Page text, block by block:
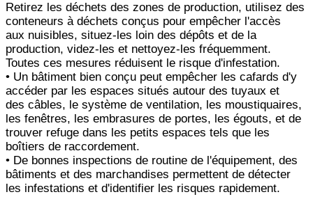
Retirez les déchets des zones de production, utilisez des
conteneurs à déchets conçus pour empêcher l'accès
aux nuisibles, situez-les loin des dépôts et de la
production, videz-les et nettoyez-les fréquemment.
Toutes ces mesures réduisent le risque d'infestation.
• Un bâtiment bien conçu peut empêcher les cafards d'y
accéder par les espaces situés autour des tuyaux et
des câbles, le système de ventilation, les moustiquaires,
les fenêtres, les embrasures de portes, les égouts, et de
trouver refuge dans les petits espaces tels que les
boîtiers de raccordement.
• De bonnes inspections de routine de l'équipement, des
bâtiments et des marchandises permettent de détecter
les infestations et d'identifier les risques rapidement.